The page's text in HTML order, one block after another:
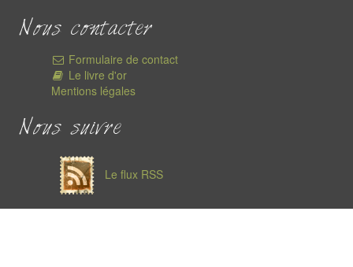
Nous contacter
Formulaire de contact
Le livre d'or
Mentions légales
Nous suivre
Le flux RSS